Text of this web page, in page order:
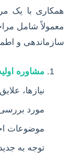
همکاری با یک
معمولاً شامل
سازماندهی و
مشاوره
نیازها،
مورد
موضوعات
توجه به